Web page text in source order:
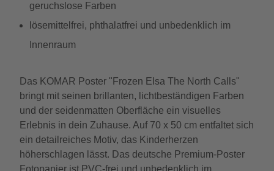
geruchslose Farben
lösemittelfrei, phthalatfrei und unbedenklich im
Innenraum
Das KOMAR Poster "Frozen Elsa The North Calls"
bringt mit seinen brillanten, lichtbeständigen Farben
und der seidenmatten Oberfläche ein visuelles
Erlebnis in dein Zuhause. Auf 70 x 50 cm entfaltet sich
ein detailreiches Motiv, das Kinderherzen
höherschlagen lässt. Das deutsche Premium-Poster
Fotopapier ist PVC-frei und unbedenklich im